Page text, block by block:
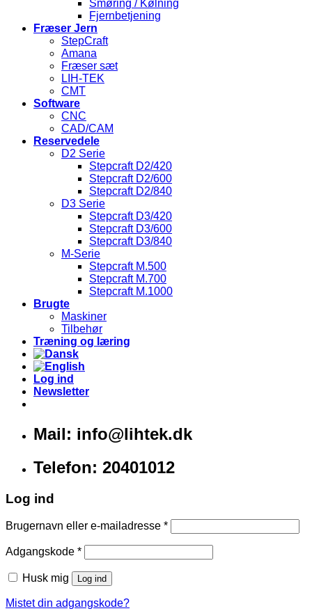
Smøring / Kølning
Fjernbetjening
Fræser Jern
StepCraft
Amana
Fræser sæt
LIH-TEK
CMT
Software
CNC
CAD/CAM
Reservedele
D2 Serie
Stepcraft D2/420
Stepcraft D2/600
Stepcraft D2/840
D3 Serie
Stepcraft D3/420
Stepcraft D3/600
Stepcraft D3/840
M-Serie
Stepcraft M.500
Stepcraft M.700
Stepcraft M.1000
Brugte
Maskiner
Tilbehør
Træning og læring
Log ind
Newsletter
Mail: info@lihtek.dk
Telefon: 20401012
Log ind
Brugernavn eller e-mailadresse *
Adgangskode *
Husk mig Log ind
Mistet din adgangskode?